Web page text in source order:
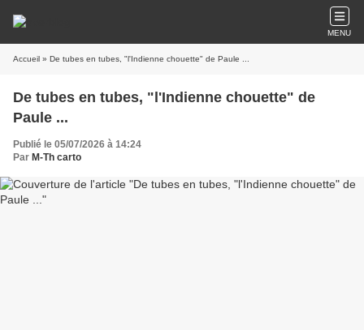
MENU
Accueil » De tubes en tubes, "l'Indienne chouette" de Paule ...
De tubes en tubes, "l'Indienne chouette" de
Paule ...
Publié le 05/07/2026 à 14:24
Par M-Th carto